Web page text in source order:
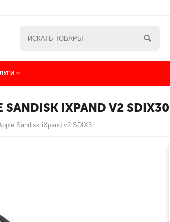
IXPAND V2
USB Флеш для Apple Sandisk iXpand v2 SDIX30C-032G-GN6NN 32GB